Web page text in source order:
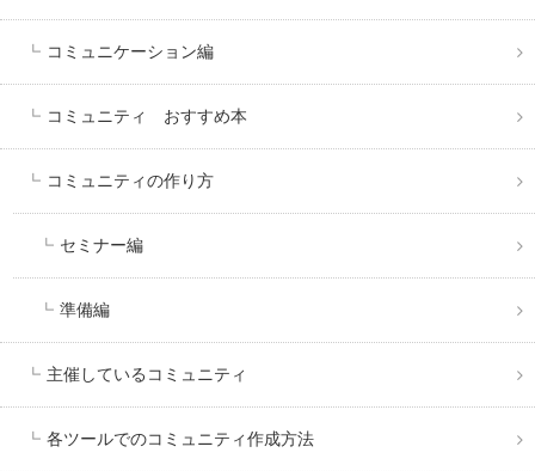
コミュニケーション編
コミュニティ おすすめ本
コミュニティの作り方
セミナー編
準備編
主催しているコミュニティ
各ツールでのコミュニティ作成方法